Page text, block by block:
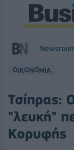
ΟΙΚΟΝΟΜΙΑ
Τσίπρας:
"λευκή"
Κορυφής